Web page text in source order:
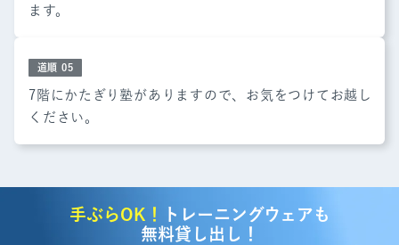
ます。
道順 05
7階にかたぎり塾がありますので、お気をつけてお越し
ください。
手ぶらOK！
トレーニングウェアも
無料貸し出し！